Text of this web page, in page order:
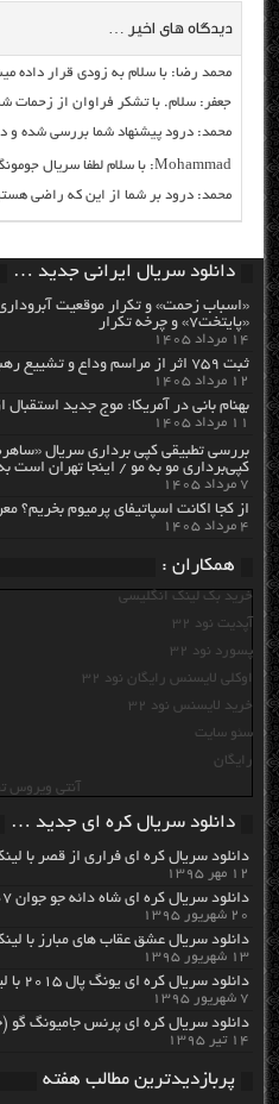
دیدگاه های اخیر …
محمد رضا: با سلام به زودی قرار داده
جعفر: سلام. با تشکر فراوان از زحمات
محمد: درود پیشنهاد شما بررسی شده و
Mohammad: با سلام لطفا سریال جومونگ را بدون سانس...
محمد: درود بر شما از این که راضی
دانلود سریال ایرانی جدید …
«اسباب زحمت» و تکرار موقعیت
«پایتخت۷» و چرخه تکرار
۱۴ مرداد ۱۴۰۵
ثبت ۷۵۹ اثر از مراسم وداع و تشییع رهبر شهید انقلاب
۱۲ مرداد ۱۴۰۵
بهنام بانی در آمریکا: موج جدید
۱۱ مرداد ۱۴۰۵
بررسی تطبیقی کپی برداری سریال
کپی‌برداری مو به مو / اینجا تهران است
۷ مرداد ۱۴۰۵
از کجا اکانت اسپاتیفای پرمیوم بخریم؟ معرفی ۴ فروشگاه معتبر
۴ مرداد ۱۴۰۵
همکاران :
خرید بک لینک انگلیسی
آپدیت نود 32
پسورد نود 32
اوکلی لایسنس رایگان نود 32
خرید لایسنس نود 32
سئو سایت
رایگان
آنتی ویروس
دانلود سریال کره ای جدید …
دانلود سریال کره ای فراری از قصر با
۱۲ مهر ۱۳۹۵
دانلود سریال کره ای شاه دائه جو جوان ۲۰۰۷ با لینک مستقیم
۲۰ شهریور ۱۳۹۵
دانلود سریال عشق عقاب های مبارز با
۱۳ شهریور ۱۳۹۵
دانلود سریال کره ای یونگ پال ۲۰۱۵ با لینک مستقیم
۷ شهریور ۱۳۹۵
دانلود سریال کره ای پرنس جامیونگ گو (جومونگ ۳) با
۱۴ تیر ۱۳۹۵
پربازدیدترین مطالب هفته